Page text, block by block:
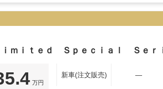
ｍｉｔｅｄ Ｓｐｅｃｉａｌ Ｓｅｒ
万円
新車(注文販売) ―